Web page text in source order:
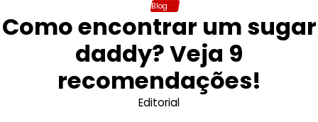
Blog
Como encontrar um sugar
daddy? Veja 9
recomendações!
Editorial